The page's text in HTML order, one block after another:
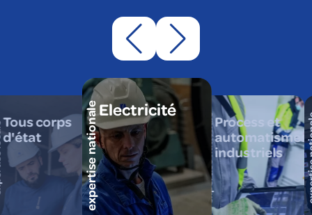
Tous corps
d'état
Electricité
expertise nationale
Process et
automatismes
industriels
expertise nationale